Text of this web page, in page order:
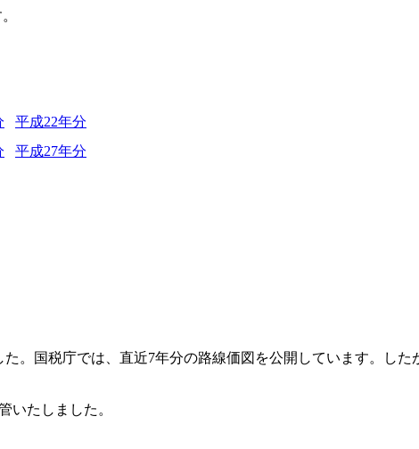
平成22年分
平成27年分
。国税庁では、直近7年分の路線価図を公開しています。し
いたしました。